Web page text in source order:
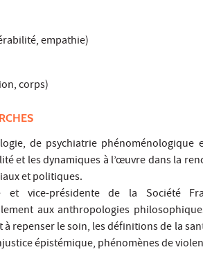
empathie)
corps)
de psychiatrie phénoménologique
et les dynamiques à l’œuvre dans la
et politiques.
et vice-présidente de la Société
aux anthropologies
repenser le soin, les définitions de la
épistémique, phénomènes de